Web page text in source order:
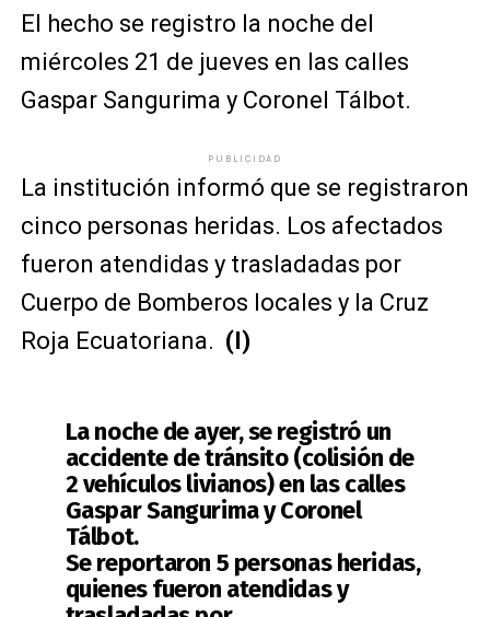
El hecho se registro la noche del
miércoles 21 de jueves en las calles
Gaspar Sangurima y Coronel Tálbot.
PUBLICIDAD
La institución informó que se registraron
cinco personas heridas. Los afectados
fueron atendidas y trasladadas por
Cuerpo de Bomberos locales y la Cruz
Roja Ecuatoriana. (I)
La noche de ayer, se registró un
accidente de tránsito (colisión de
2 vehículos livianos) en las calles
Gaspar Sangurima y Coronel
Tálbot.
Se reportaron 5 personas heridas,
quienes fueron atendidas y